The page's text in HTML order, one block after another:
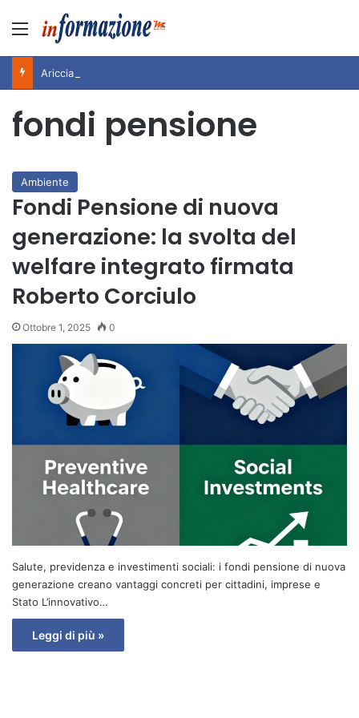
Menu
fondi pensione
Ambiente
Fondi Pensione di nuova
generazione: la svolta del
welfare integrato firmata
Roberto Corciulo
Ottobre 1, 2025 0
Salute, previdenza e investimenti sociali: i fondi pensione di nuova
generazione creano vantaggi concreti per cittadini, imprese e
Stato L’innovativo…
Leggi di più »